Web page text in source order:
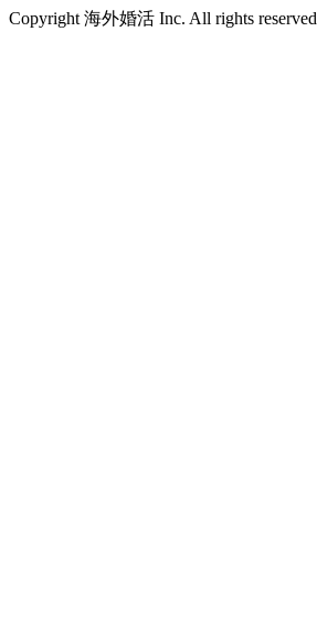
Copyright 海外婚活 Inc. All rights reserved